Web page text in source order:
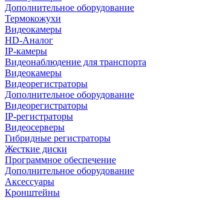
Дополнительное оборудование
Термокожухи
Видеокамеры
HD-Аналог
IP-камеры
Видеонаблюдение для транспорта
Видеокамеры
Видеорегистраторы
Дополнительное оборудование
Видеорегистраторы
IP-регистраторы
Видеосерверы
Гибридные регистраторы
Жесткие диски
Программное обеспечение
Дополнительное оборудование
Аксессуары
Кронштейны